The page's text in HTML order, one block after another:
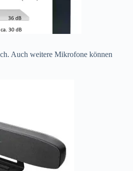
Auch weitere Mikrofone können